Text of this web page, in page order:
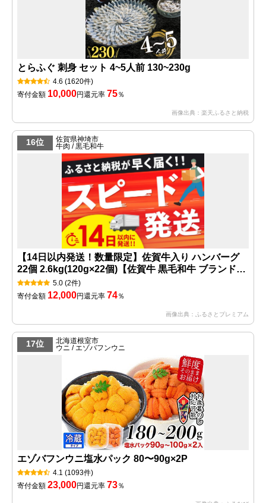
とらふぐ 刺身 セット 4~5人前 130~230g
4.6 (1620件)
寄付金額 10,000円還元率 75％
画像出典：楽天ふるさと納税
16位
佐賀県神埼市
牛肉 / 黒毛和牛
【14日以内発送！数量限定】佐賀牛入り ハンバーグ
22個 2.6kg(120g×22個)【佐賀牛 黒毛和牛 ブランド牛
九州 ハンバーグ 牛肉 豚肉 国産 お弁当 おかず 惣菜 お
すすめ 人気】(H083106)
5.0 (2件)
寄付金額 12,000円還元率 74％
画像出典：ふるさとプレミアム
17位
北海道根室市
ウニ / エゾバフンウニ
エゾバフンウニ塩水パック 80〜90g×2P
4.1 (1093件)
寄付金額 23,000円還元率 73％